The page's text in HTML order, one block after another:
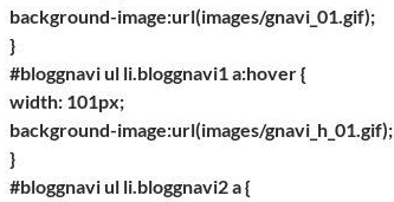
background-image:url(images/gnavi_01.gif);
}
#bloggnavi ul li.bloggnavi1 a:hover {
width: 101px;
background-image:url(images/gnavi_h_01.gif);
}
#bloggnavi ul li.bloggnavi2 a {